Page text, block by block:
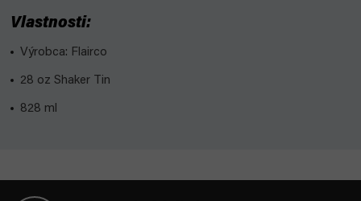
Vlastnosti:
Výrobca: Flairco
28 oz Shaker Tin
828 ml